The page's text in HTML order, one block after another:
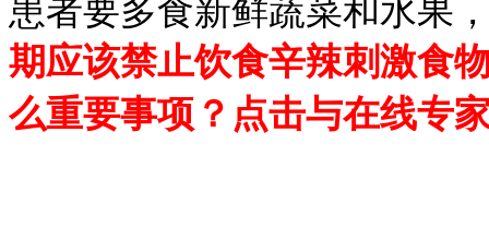
患者要多食新鲜蔬菜和水果
期应该禁止饮食辛辣刺激食
么重要事项？点击与在线专